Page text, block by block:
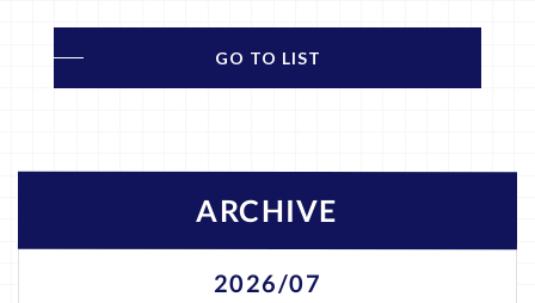
GO TO LIST
ARCHIVE
2026/07